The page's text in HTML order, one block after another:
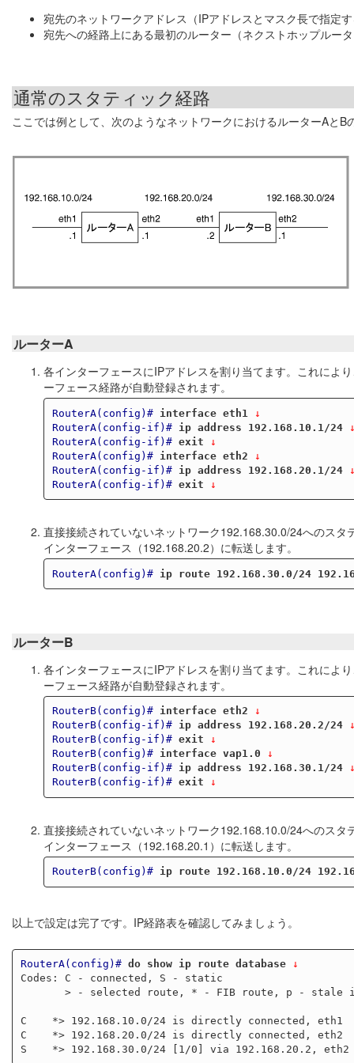
宛先のネットワークアドレス（IPアドレスとマスク長で指定
宛先への経路上にある最初のルーター（ネクストホップルー
通常のスタティック経路
ここでは例として、次のようなネットワークにおけるルーターAとB
ルーターA
各インターフェースにIPアドレスを割り当てます。これによ
ーフェース経路が自動登録されます。
RouterA(config)# interface eth1
↓
RouterA(config-if)#
ip address 192.168.10.1/24
RouterA(config-if)# exit ↓
RouterA(config)#
interface eth2 ↓
RouterA(config-if)#
ip address 192.168.20.1/24
RouterA(config-if)# exit ↓
直接接続されていないネットワーク192.168.30.0/24へのス
インターフェース（192.168.20.2）に転送します。
RouterA(config)# ip route 192.168.30.0/24
ルーターB
各インターフェースにIPアドレスを割り当てます。これによ
ーフェース経路が自動登録されます。
RouterB(config)# interface eth2 ↓
RouterB(config-if)#
ip address 192.168.20.2/24
RouterB(config-if)# exit ↓
RouterB(config)#
interface vap1.0 ↓
RouterB(config-if)#
ip address 192.168.30.1/24
RouterB(config-if)# exit ↓
直接接続されていないネットワーク192.168.10.0/24へのス
インターフェース（192.168.20.1）に転送します。
RouterB(config)# ip route 192.168.10.0/24
以上で設定は完了です。IP経路表を確認してみましょう。
RouterA(config)# do show ip route database ↓
Codes: C - connected, S - static
C    *> 192.168.10.0/24 is directly connected, eth1
C    *> 192.168.20.0/24 is directly connected, eth2